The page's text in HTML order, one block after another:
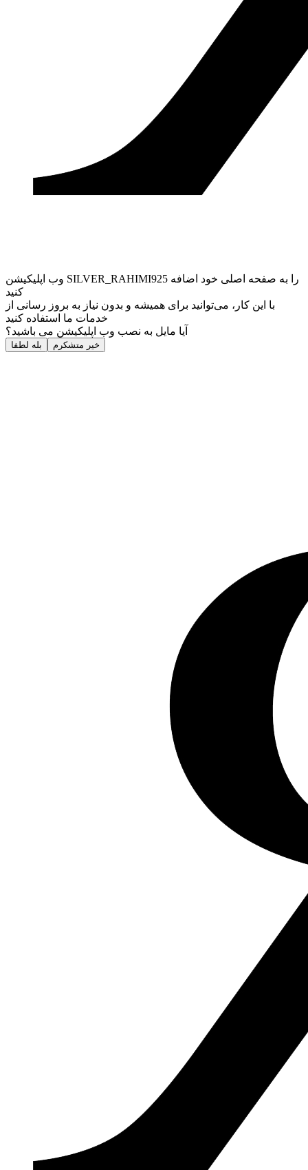
وب ‌اپلیکیشن SILVER_RAHIMI925 را به صفحه اصلی خود اضافه
کنید
با این کار، می‌توانید برای همیشه و بدون نیاز به بروز ‌رسانی از
خدمات ما استفاده کنید
آیا مایل به نصب وب اپلیکیشن می باشید؟
بله لطفا خیر متشکرم